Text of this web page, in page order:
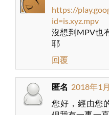
https://
id=is.xyz.mpv
沒想到MPV也
耶
回覆
匿名 2018年1
您好，經由您